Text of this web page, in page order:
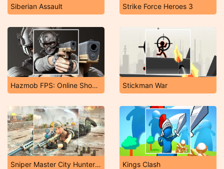
Siberian Assault Strike Force Heroes 3
Hazmob FPS: Online Shooter Stickman War
Sniper Master City Hunter Shooting Kings Clash